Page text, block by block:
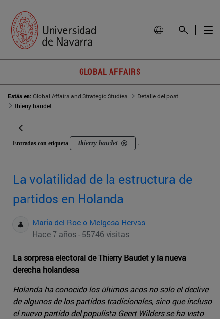
GLOBAL AFFAIRS
Estás en:Global Affairs and Strategic Studies
Detalle del post
thierry baudet
Entradas con etiqueta thierry baudet .
La volatilidad de la estructura de
partidos en Holanda
Maria del Rocio Melgosa Hervas
Hace 7 años - 55746 visitas
La sorpresa electoral de Thierry Baudet y la nueva
derecha holandesa
Holanda ha conocido los últimos años no solo el declive
de algunos de los partidos tradicionales, sino que incluso
el nuevo partido del populista Geert Wilders se ha visto